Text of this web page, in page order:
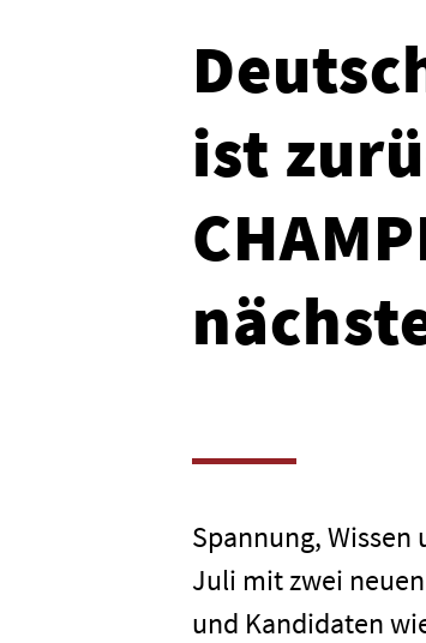
ist
Spannung, Wissen
Juli mit zwei
und Kandidaten